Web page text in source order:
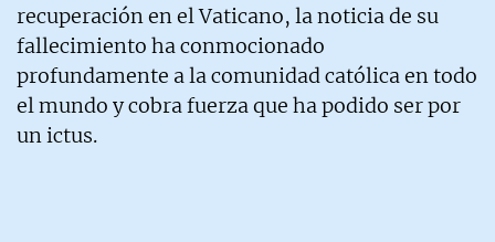
recuperación en el Vaticano, la noticia de su
fallecimiento ha conmocionado
profundamente a la comunidad católica en todo
el mundo y cobra fuerza que ha podido ser por
un ictus.